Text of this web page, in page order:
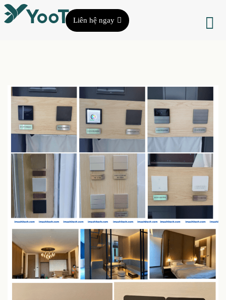
Liên hệ ngay